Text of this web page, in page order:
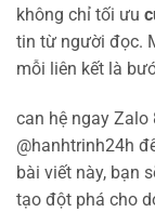
không chỉ tối ưu
tin từ người đọc.
mỗi liên kết là
can hệ ngay Zalo
@hanhtrinh24h
bài viết này, bạn
tạo đột phá cho